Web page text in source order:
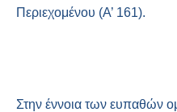
Περιεχομένου (Α’ 161).
Στην έννοια των ευπαθών